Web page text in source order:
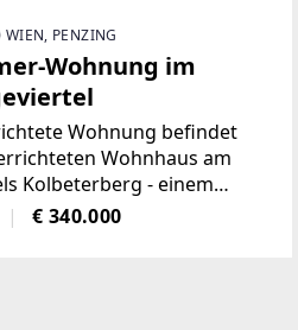
PENZING
Wohnung im
Wohnung befindet
Wohnhaus am
Kolbeterberg - einem
etwa 77 m²
1. Stock ohne Lift und
€ 340.000